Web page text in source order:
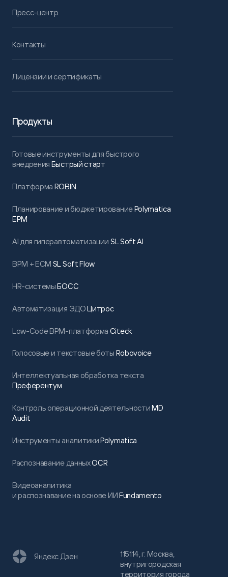
Пресс-центр
Контакты
Лицензии и сертификаты
Продукты
Готовые инструменты для быстрого
внедрения Быстрый старт
Платформа ROBIN
Планирование и бюджетированиеPolymatica
EPM
AI для гиперавтоматизации SL Soft AI
BPM + ECM SL Soft Flow
HR-системыБОСС
Автоматизация ЭДОЦитрос
Low-Code BPM-платформа Citeck
Голосовые и текстовые боты Robovoice
Интеллектуальная обработка текста
Преферентум
Контроль операционной деятельностиMD
Audit
Инструменты аналитикиPolymatica
Распознавание данныхOCR
Видеоаналитика
и распознавание на основе ИИFundamento
115114, г. Москва,
внутригородская
территория города
Яндекс Дзен